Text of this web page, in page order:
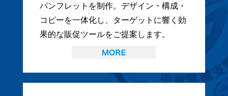
パンフレットを制作。デザイン・構成・
コピーを一体化し、ターゲットに響く効
果的な販促ツールをご提案します。